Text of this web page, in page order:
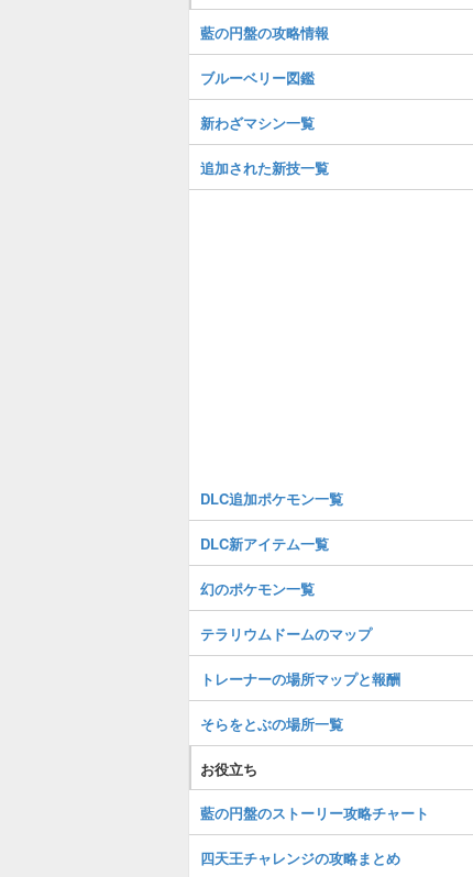
藍の円盤の攻略情報
ブルーベリー図鑑
新わざマシン一覧
追加された新技一覧
DLC追加ポケモン一覧
DLC新アイテム一覧
幻のポケモン一覧
テラリウムドームのマップ
トレーナーの場所マップと報酬
そらをとぶの場所一覧
お役立ち
藍の円盤のストーリー攻略チャート
四天王チャレンジの攻略まとめ